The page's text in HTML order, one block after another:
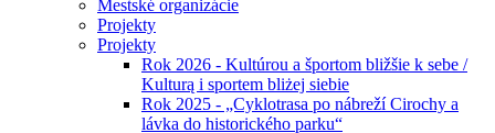
Mestské organizácie
Projekty
Projekty
Rok 2026 - Kultúrou a športom bližšie k sebe /
Kulturą i sportem bliżej siebie
Rok 2025 - „Cyklotrasa po nábreží Cirochy a
lávka do historického parku“